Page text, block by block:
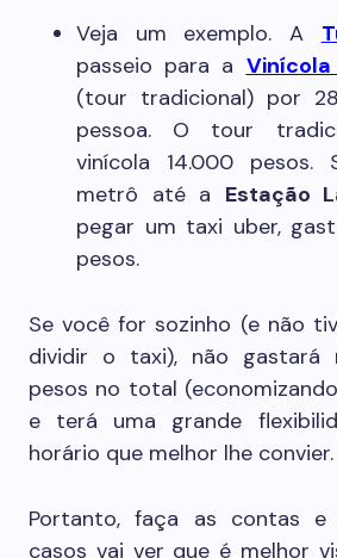
Veja um exemplo. A
passeio para a
(tour tradicional) por
pessoa. O tour
vinícola 14.000
metrô até a Estação
pegar um taxi uber,
pesos.
Se você for sozinho (e não
dividir o taxi), não gastará
pesos no total
e terá uma grande
horário que melhor lhe convier.
Portanto, faça as contas
casos vai ver que é melhor